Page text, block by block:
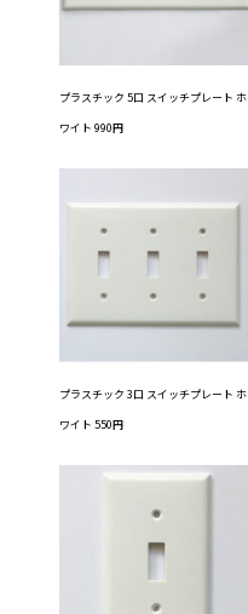
プラスチック 5口 スイッチプレート ホ
ワイト 990円
プラスチック 3口 スイッチプレート ホ
ワイト 550円